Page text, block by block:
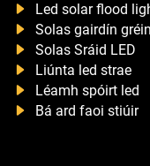
Led solar flood
Solas gairdín
Solas Sráid LED
Liúnta led strae
Léamh spóirt led
Bá ard faoi stiúir